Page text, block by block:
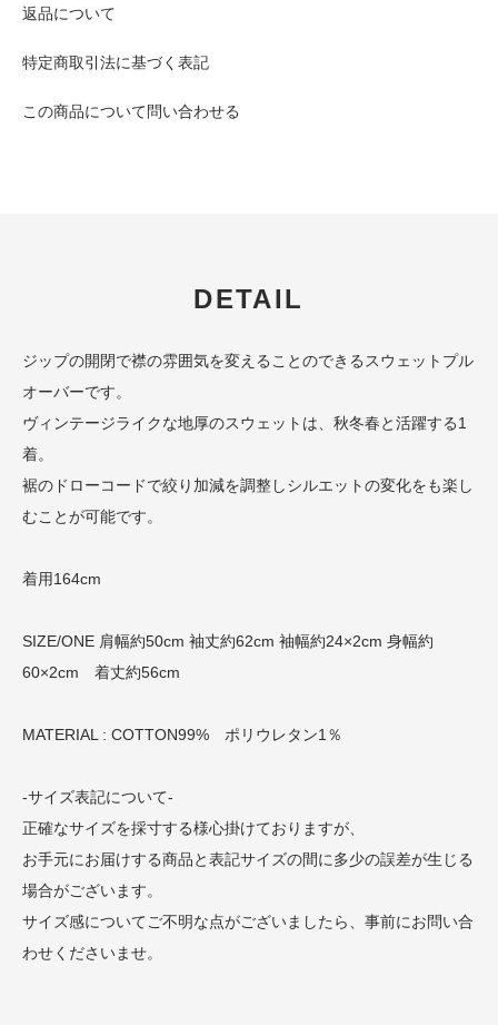
返品について
特定商取引法に基づく表記
この商品について問い合わせる
DETAIL
ジップの開閉で襟の雰囲気を変えることのできるスウェットプル
オーバーです。
ヴィンテージライクな地厚のスウェットは、秋冬春と活躍する1
着。
裾のドローコードで絞り加減を調整しシルエットの変化をも楽し
むことが可能です。
着用164cm
SIZE/ONE 肩幅約50cm 袖丈約62cm 袖幅約24×2cm 身幅約
60×2cm 着丈約56cm
MATERIAL : COTTON99% ポリウレタン1％
-サイズ表記について-
正確なサイズを採寸する様心掛けておりますが、
お手元にお届けする商品と表記サイズの間に多少の誤差が生じる
場合がございます。
サイズ感についてご不明な点がございましたら、事前にお問い合
わせくださいませ。